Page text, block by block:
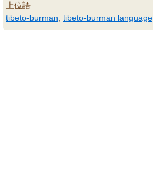
上位語
tibeto-burman tibeto-burman language